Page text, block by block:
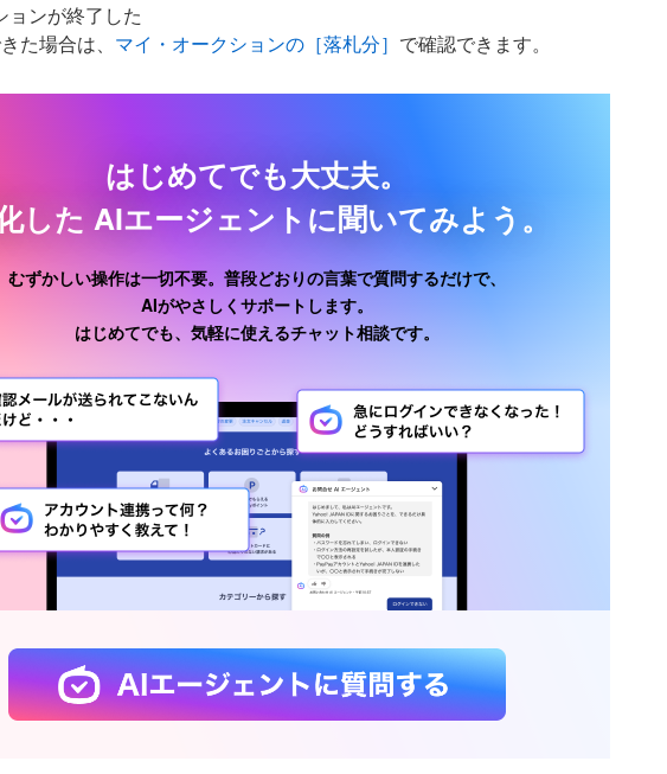
ョンが終了した
た場合は、 マイ・オークションの［落札分］ で確認できます。
はじめてでも大丈夫。
した AIエージェントに聞いてみよう。
むずかしい操作は一切不要。普段どおりの言葉で質問するだけで、
AIがやさしくサポートします。
はじめてでも、気軽に使えるチャット相談です。